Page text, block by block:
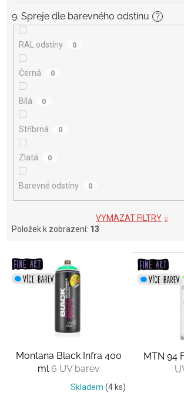
9. Spreje dle barevného odstínu ?
RAL odstíny 0
Černá 0
Bílá 0
Stříbrná 0
Zlatá 0
Barevné odstíny 0
VYMAZAT FILTRY
Položek k zobrazení: 13
V
p
Montana Black Infra 400
ml 6 UV barev
Skladem (4 ks)
MTN 94